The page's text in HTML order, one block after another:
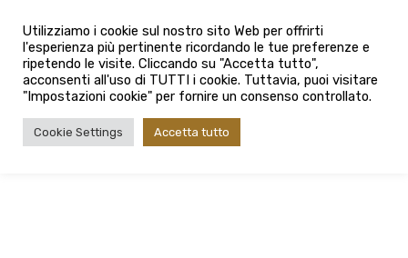
080 3759025
Utilizziamo i cookie sul nostro sito Web per offrirti
l'esperienza più pertinente ricordando le tue preferenze e
ripetendo le visite. Cliccando su "Accetta tutto",
acconsenti all'uso di TUTTI i cookie. Tuttavia, puoi visitare
"Impostazioni cookie" per fornire un consenso controllato.
Cookie Settings Accetta tutto